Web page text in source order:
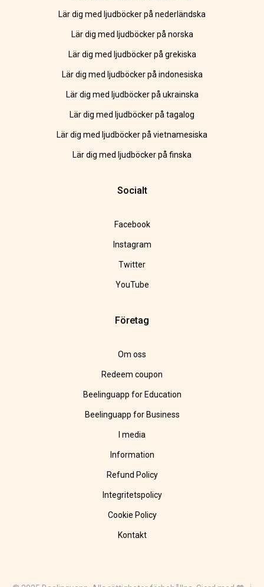
Lär dig med ljudböcker på nederländska
Lär dig med ljudböcker på norska
Lär dig med ljudböcker på grekiska
Lär dig med ljudböcker på indonesiska
Lär dig med ljudböcker på ukrainska
Lär dig med ljudböcker på tagalog
Lär dig med ljudböcker på vietnamesiska
Lär dig med ljudböcker på finska
Socialt
Facebook
Instagram
Twitter
YouTube
Företag
Om oss
Redeem coupon
Beelinguapp for Education
Beelinguapp for Business
I media
Information
Refund Policy
Integritetspolicy
Cookie Policy
Kontakt